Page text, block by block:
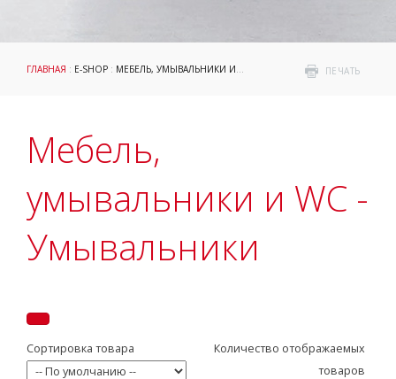
ПЕЧАТЬ
ГЛАВНАЯ : E-SHOP : МЕБЕЛЬ, УМЫВАЛЬНИКИ И WC : УМЫВАЛЬНИКИ
Мебель,
умывальники и WC -
Умывальники
Сортировка товара
Количество отображаемых
товаров